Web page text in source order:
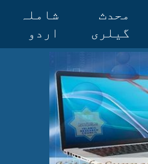
محدث
گیلری
شاملہ
اردو